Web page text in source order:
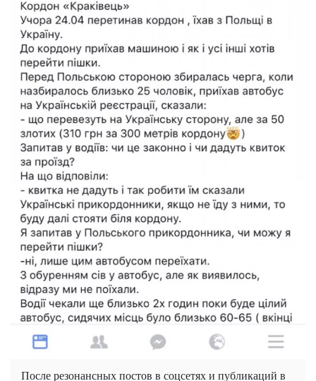
После резонансных постов в соцсетях и публикаций в